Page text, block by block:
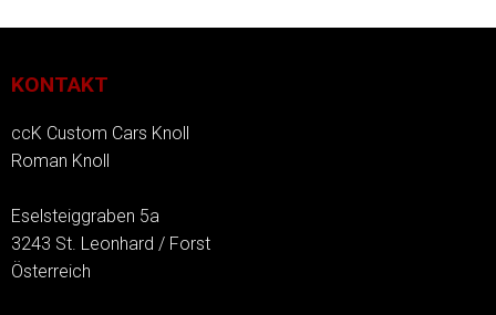
KONTAKT
ccK Custom Cars Knoll
Roman Knoll
Eselsteiggraben 5a
3243 St. Leonhard / Forst
Österreich